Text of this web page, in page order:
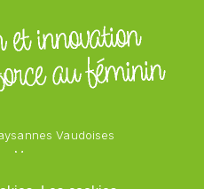
Vaudoises
Mayor